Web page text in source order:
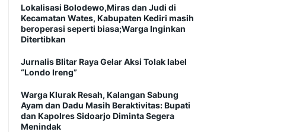
Lokalisasi Bolodewo,Miras dan Judi di
Kecamatan Wates, Kabupaten Kediri masih
beroperasi seperti biasa;Warga Inginkan
Ditertibkan
Jurnalis Blitar Raya Gelar Aksi Tolak label
“Londo Ireng”
Warga Klurak Resah, Kalangan Sabung
Ayam dan Dadu Masih Beraktivitas: Bupati
dan Kapolres Sidoarjo Diminta Segera
Menindak